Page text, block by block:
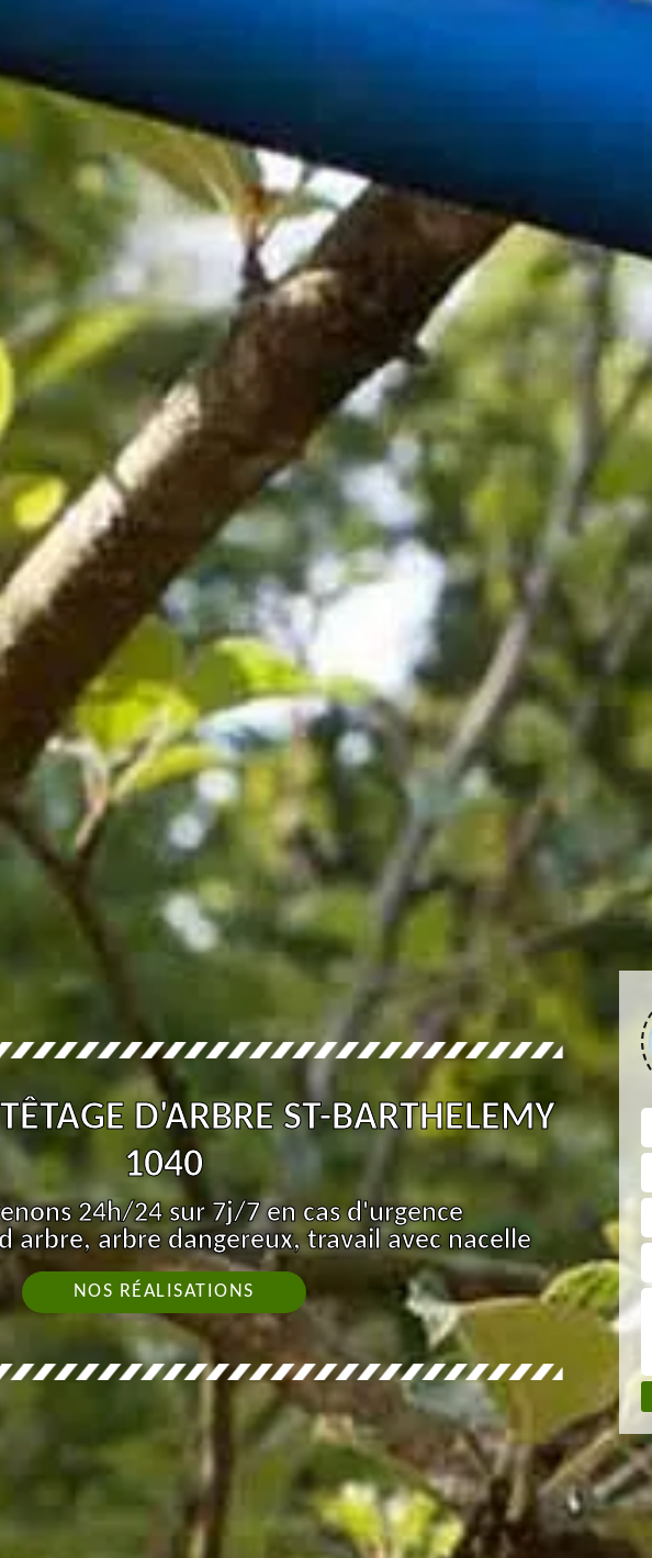
D'ARBRE ST-BARTHELEMY
1040
24h/24 sur 7j/7 en cas d'urgence
arbre, arbre dangereux, travail avec nacelle
NOS RÉALISATIONS